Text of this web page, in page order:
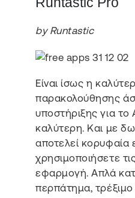
by Runtastic
Είναι ίσως η
παρακολούθησης
υποστήριξης για
καλύτερη. Και με
αποτελεί κορυφαία
χρησιμοποιήσετε
εφαρμογή. Απλά
περπάτημα,